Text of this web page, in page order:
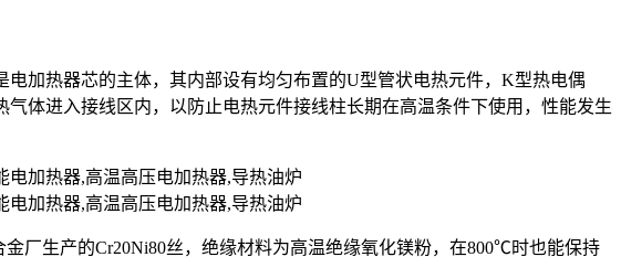
加热器芯的主体，其内部设有均匀布置的U型管状电热元件，K型热电偶
体进入接线区内，以防止电热元件接线柱长期在高温条件下使用，性能发生
厂生产的Cr20Ni80丝，绝缘材料为高温绝缘氧化镁粉，在800℃时也能保持